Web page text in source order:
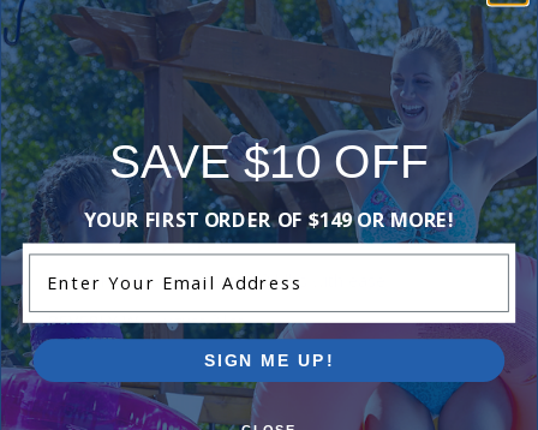
generative AI
using user
submitted
reviews.
Comments:
Grand kids love supported 34 lbs with ease
BEVERLY W- August 31st
SAVE $10 OFF
YOUR FIRST ORDER OF $149 OR MORE!
SIGN ME UP!